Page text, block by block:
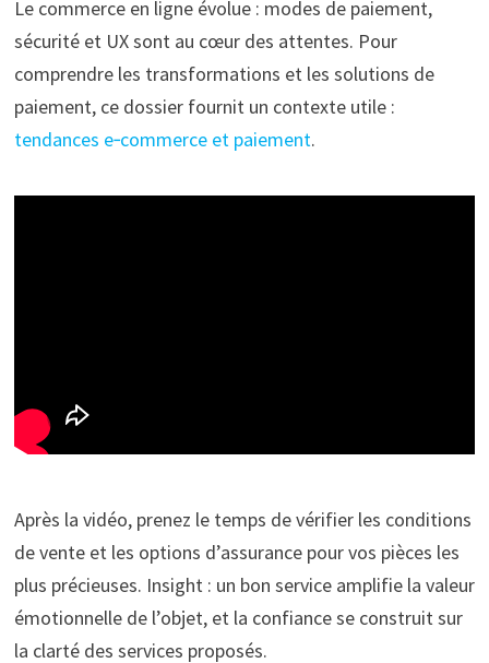
Le commerce en ligne évolue : modes de paiement,
sécurité et UX sont au cœur des attentes. Pour
comprendre les transformations et les solutions de
paiement, ce dossier fournit un contexte utile :
tendances e‑commerce et paiement.
Après la vidéo, prenez le temps de vérifier les conditions
de vente et les options d’assurance pour vos pièces les
plus précieuses. Insight : un bon service amplifie la valeur
émotionnelle de l’objet, et la confiance se construit sur
la clarté des services proposés.